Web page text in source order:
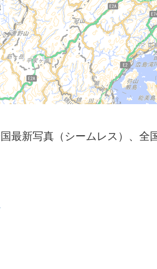
最新写真（シームレス）、全